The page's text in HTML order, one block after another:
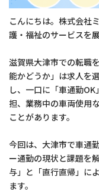
こんにちは。株式会社
護・福祉のサービスを
滋賀県大津市での転職
能かどうか」は求人を
し、一口に「車通勤
担、業務中の車両使用
ことがあります。
今回は、大津市で車通
ー通勤の現状と課題を
与」と「直行直帰」に
ます。